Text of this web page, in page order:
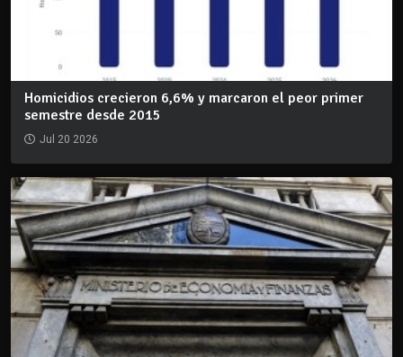
Homicidios crecieron 6,6% y marcaron el peor primer
semestre desde 2015
Jul 20 2026